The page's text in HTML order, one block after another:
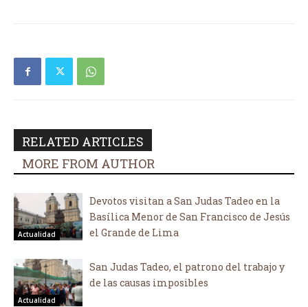
RELATED ARTICLES
MORE FROM AUTHOR
Actualidad
Devotos visitan a San Judas Tadeo en la
Basílica Menor de San Francisco de Jesús
el Grande de Lima
Actualidad
San Judas Tadeo, el patrono del trabajo y
de las causas imposibles